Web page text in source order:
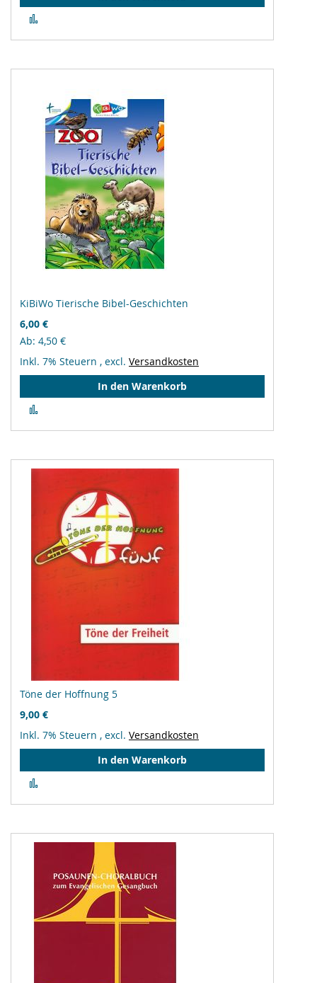
hinzufügen
KiBiWo Tierische Bibel-Geschichten
6,00 €
Ab 4,50 €
Inkl. 7% Steuern , excl. Versandkosten
In den Warenkorb
hinzufügen
Töne der Hoffnung 5
9,00 €
Inkl. 7% Steuern , excl. Versandkosten
In den Warenkorb
hinzufügen